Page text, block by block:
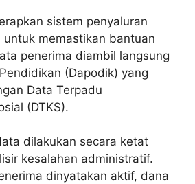
sistem penyaluran
memastikan bantuan
penerima diambil langsung
(Dapodik) yang
Data Terpadu
(DTKS).
dilakukan secara ketat
kesalahan administratif.
dinyatakan aktif, dana